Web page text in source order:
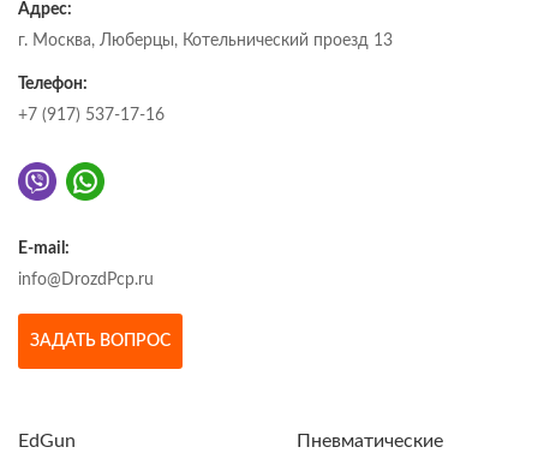
Адрес:
г. Москва, Люберцы, Котельнический проезд 13
Телефон:
+7 (917) 537-17-16
E-mail:
info@DrozdPcp.ru
ЗАДАТЬ ВОПРОС
EdGun
Пневматические